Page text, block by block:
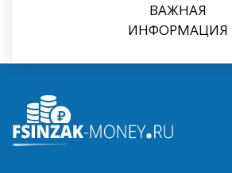
ВАЖНАЯ
ИНФОРМАЦИЯ